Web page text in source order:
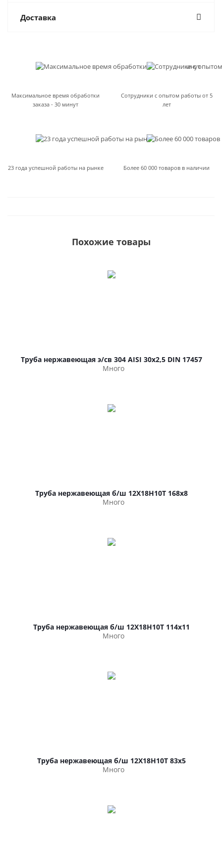
Доставка
Максимальное время обработки
заказа - 30 минут
Сотрудники с опытом работы от 5
лет
23 года успешной работы на рынке Более 60 000 товаров в наличии
Похожие товары
Труба нержавеющая э/св 304 AISI 30х2,5 DIN 17457
Много
Труба нержавеющая б/ш 12Х18Н10Т 168х8
Много
Труба нержавеющая б/ш 12Х18Н10Т 114х11
Много
Труба нержавеющая б/ш 12Х18Н10Т 83х5
Много